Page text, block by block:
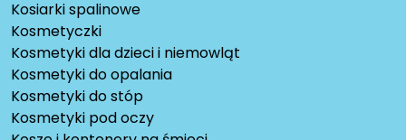
Kosiarki spalinowe
Kosmetyczki
Kosmetyki dla dzieci i niemowląt
Kosmetyki do opalania
Kosmetyki do stóp
Kosmetyki pod oczy